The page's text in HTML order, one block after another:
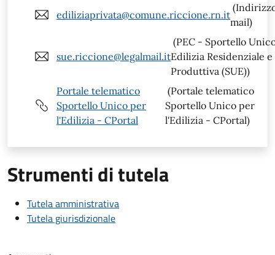
ediliziaprivata@comune.riccione.rn.it
mail)
sue.riccione@legalmail.it
(PEC - Sportello
Edilizia Residenziale e
Produttiva (SUE))
Portale telematico
Sportello Unico per
l'Edilizia - CPortal
(Portale telematico
Sportello Unico per
l'Edilizia - CPortal)
Strumenti di tutela
Tutela amministrativa
Tutela giurisdizionale